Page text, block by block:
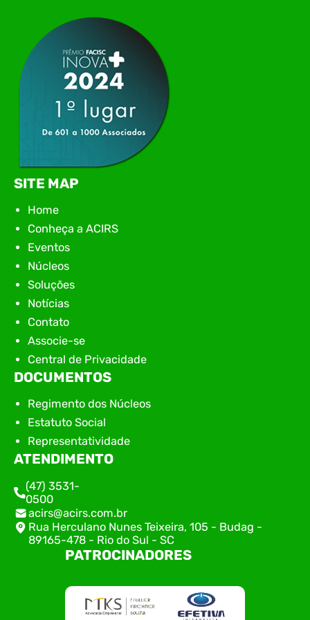
apresentação de novas iniciativas para o setor. O
encontro aconteceu em Rio…
SITE MAP
Home
Conheça a ACIRS
Eventos
Núcleos
Soluções
Notícias
Contato
Associe-se
Central de Privacidade
DOCUMENTOS
Regimento dos Núcleos
Estatuto Social
Representatividade
ATENDIMENTO
(47) 3531-
0500
acirs@acirs.com.br
Rua Herculano Nunes Teixeira, 105 - Budag -
89165-478 - Rio do Sul - SC
PATROCINADORES